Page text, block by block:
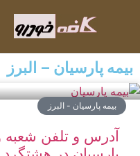
بیمه پارسیان – البرز
بیمه پارسیان - البرز
آدرس و تلفن شعبه